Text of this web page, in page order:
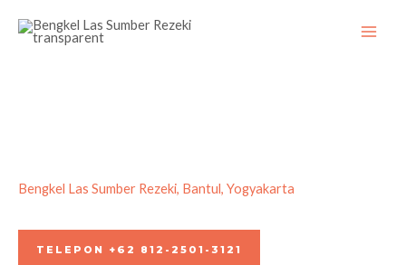
Bengkel Las Sumber Rezeki, Bantul, Yogyakarta
TELEPON +62 812-2501-3121